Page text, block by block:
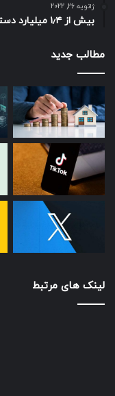
ژانویه 26, 2022
بیش از ۱٫۴ میلیارد دستگاه از ویندوز ۱۰ و ویندوز ۱۱ استفاده می‌کنند
مطالب جدید
لینک های مرتبط